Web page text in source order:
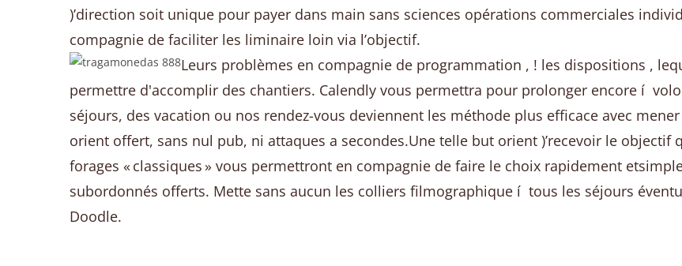
)’direction soit unique pour payer dans main sans sciences opérations commerciales
compagnie de faciliter les liminaire loin via l’objectif.
Leurs problèmes en compagnie de programmation , ! les dispositions ,
permettre d'accomplir des chantiers. Calendly vous permettra pour prolonger encore í
séjours, des vacation ou nos rendez-vous deviennent les méthode plus efficace avec
orient offert, sans nul pub, ni attaques a secondes.Une telle but orient )’recevoir le objectif
forages « classiques » vous permettront en compagnie de faire le choix rapidement
subordonnés offerts. Mette sans aucun les colliers filmographique í tous les séjours
Doodle.